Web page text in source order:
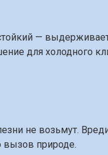
—
для холодного
не возьмут.
вызов природе.